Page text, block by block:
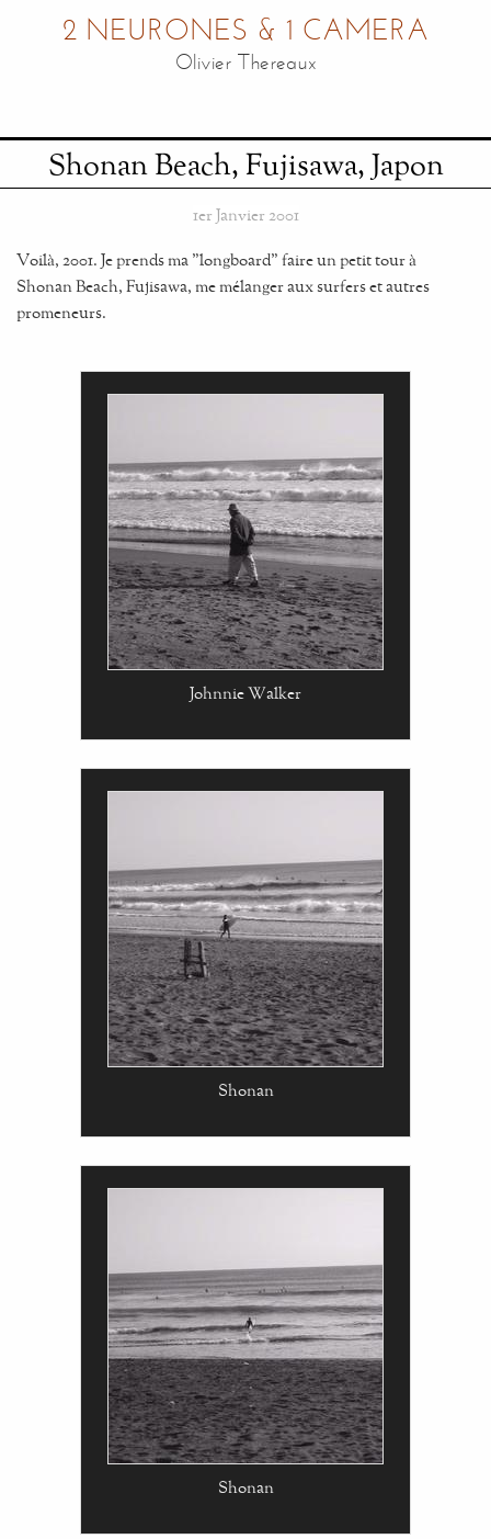
2 NEURONES & 1 CAMERA
Olivier Thereaux
Shonan Beach, Fujisawa, Japon
1er Janvier 2001
Voilà, 2001. Je prends ma "longboard" faire un petit tour à
Shonan Beach, Fujisawa, me mélanger aux surfers et autres
promeneurs.
Johnnie Walker
Shonan
Shonan